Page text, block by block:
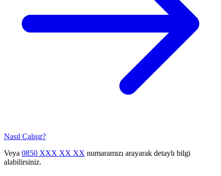
Nasıl Çalışır?
Veya 0850 XXX XX XX numaramızı arayarak detaylı bilgi
alabilirsiniz.